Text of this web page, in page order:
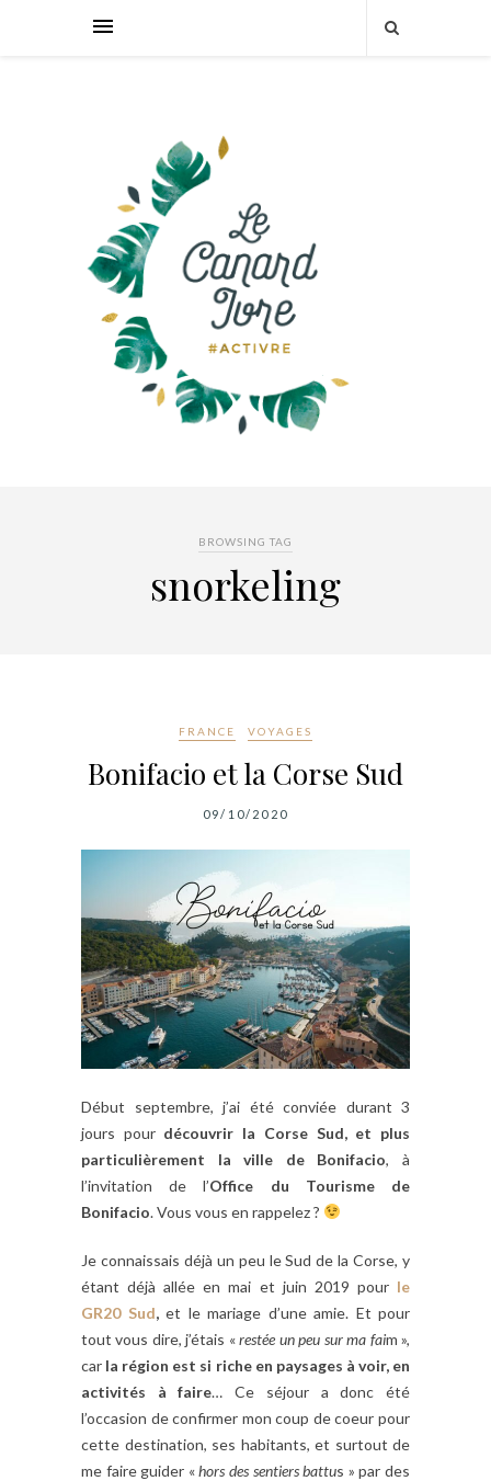
BROWSING TAG
snorkeling
FRANCE VOYAGES
Bonifacio et la Corse Sud
09/10/2020
Début septembre, j’ai été conviée durant 3
jours pour découvrir la Corse Sud, et plus
particulièrement la ville de Bonifacio, à
l’invitation de l’Office du Tourisme de
Bonifacio. Vous vous en rappelez ?
Je connaissais déjà un peu le Sud de la Corse, y
étant déjà allée en mai et juin 2019 pour le
GR20 Sud,et le mariage d’une amie. Et pour
tout vous dire, j’étais «restée un peu sur ma faim »,
car la région est si riche en paysages à voir, en
activités à faire… Ce séjour a donc été
l’occasion de confirmer mon coup de coeur pour
cette destination, ses habitants, et surtout de
me faire guider «hors des sentiers battus » par des